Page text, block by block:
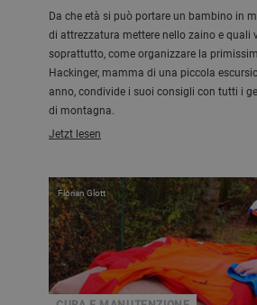
Da che età si può portare un bambino in
di attrezzatura mettere nello zaino e quali
soprattutto, come organizzare la
Hackinger, mamma di una piccola
anno, condivide i suoi consigli con tutti i
di montagna.
Jetzt lesen
Florian Glott